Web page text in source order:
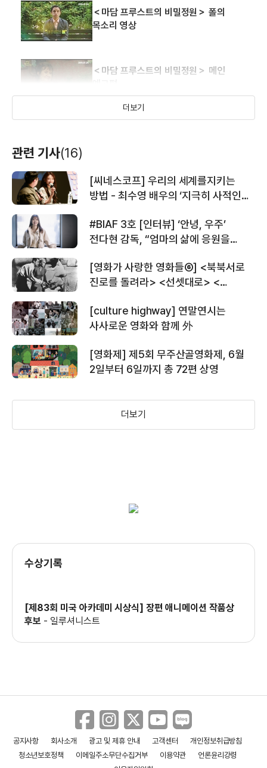
＜마담 프루스트의 비밀정원＞ 폴의
목소리 영상
＜마담 프루스트의 비밀정원＞ 메인
＜마담 프루스트의 비밀정원＞ 예고편
＜마담 프루스트의 비밀정원＞ 티저
예고편
＜일루셔니스트＞ 메이킹 영상
＜일루셔니스트＞ 예고편
사랑해, 파리
더보기
관련 기사(16)
[씨네스코프] 우리의 세계를지키는
방법 - 최수영 배우의 ‘지극히 사적인
#BIAF 3호 [인터뷰] ‘안녕, 우주’
전다현 감독, “엄마의 삶에 응원을
[영화가 사랑한 영화들⑥] <북북서로
진로를 돌려라> <선셋대로> <
[culture highway] 연말연시는
사사로운 영화와 함께 外
[영화제] 제5회 무주산골영화제, 6월
2일부터 6일까지 총 72편 상영
더보기
수상기록
[제83회 미국 아카데미 시상식] 장편 애니메이션 작품상
후보 - 일루셔니스트
공지사항 회사소개 광고 및 제휴 안내 고객센터
개인정보취급방침
청소년보호정책
이메일주소무단수집거부 이용약관
언론윤리강령